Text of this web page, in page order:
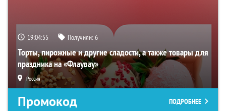
19:04:54 Получили:6
Торты, пирожные и другие сладости, а также товары для
праздника на «Флаувау»
Россия
Промокод ПОДРОБНЕЕ